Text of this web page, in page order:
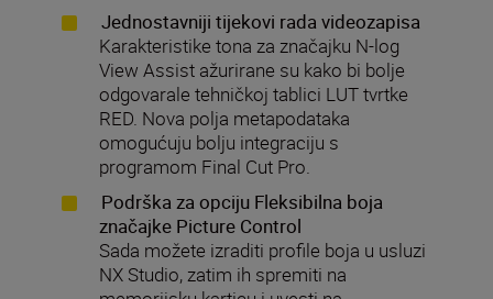
Jednostavniji tijekovi rada videozapisa
Karakteristike tona za značajku N-log
View Assist ažurirane su kako bi bolje
odgovarale tehničkoj tablici LUT tvrtke
RED. Nova polja metapodataka
omogućuju bolju integraciju s
programom Final Cut Pro.
Podrška za opciju Fleksibilna boja
značajke Picture Control
Sada možete izraditi profile boja u usluzi
NX Studio, zatim ih spremiti na